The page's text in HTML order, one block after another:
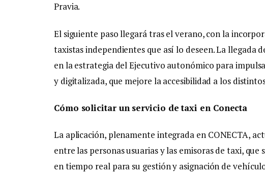
Pravia.
El siguiente paso llegará tras el verano, con la
taxistas independientes que así lo deseen. La llegada
en la estrategia del Ejecutivo autonómico para
y digitalizada, que mejore la accesibilidad a los
Cómo solicitar un servicio de taxi en Conecta
La aplicación, plenamente integrada en CONECTA,
entre las personas usuarias y las emisoras de taxi,
en tiempo real para su gestión y asignación de